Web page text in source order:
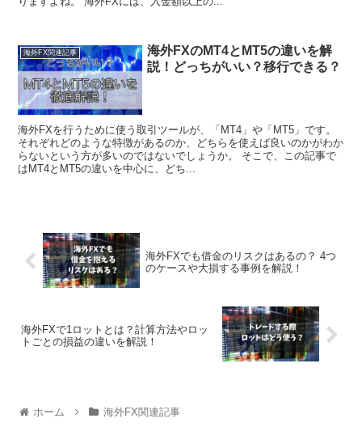
海外FX関連記事
海外FXのMT4とMT5の違いを解
説！どっちがいい？移行できる？
海外FXを行うために使う取引ツールが、「MT4」や「MT5」です。
それぞれどのような特徴があるのか、どちらを使えば良いのかがわか
らないという方が多いのではないでしょうか。 そこで、この記事で
はMT4とMT5の違いを中心に、どち...
海外FXでも借金のリスクはあるの？ 4つ
のケースや大損する事例を解説！
海外FXで1ロットとは？計算方法やロッ
トごとの損益の違いを解説！
ホーム 海外FX関連記事